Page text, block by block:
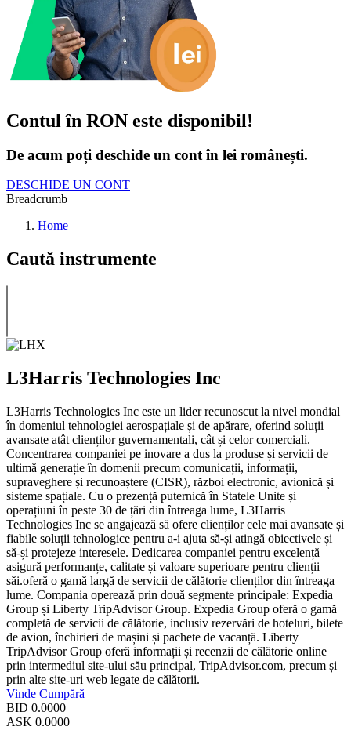
Contul în RON este disponibil!
De acum poți deschide un cont în lei românești.
DESCHIDE UN CONT
Breadcrumb
Home
Caută instrumente
L3Harris Technologies Inc
L3Harris Technologies Inc este un lider recunoscut la nivel mondial
în domeniul tehnologiei aerospațiale și de apărare, oferind soluții
avansate atât clienților guvernamentali, cât și celor comerciali.
Concentrarea companiei pe inovare a dus la produse și servicii de
ultimă generație în domenii precum comunicații, informații,
supraveghere și recunoaștere (CISR), război electronic, avionică și
sisteme spațiale. Cu o prezență puternică în Statele Unite și
operațiuni în peste 30 de țări din întreaga lume, L3Harris
Technologies Inc se angajează să ofere clienților cele mai avansate și
fiabile soluții tehnologice pentru a-i ajuta să-și atingă obiectivele și
să-și protejeze interesele. Dedicarea companiei pentru excelență
asigură performanțe, calitate și valoare superioare pentru clienții
săi.oferă o gamă largă de servicii de călătorie clienților din întreaga
lume. Compania operează prin două segmente principale: Expedia
Group și Liberty TripAdvisor Group. Expedia Group oferă o gamă
completă de servicii de călătorie, inclusiv rezervări de hoteluri, bilete
de avion, închirieri de mașini și pachete de vacanță. Liberty
TripAdvisor Group oferă informații și recenzii de călătorie online
prin intermediul site-ului său principal, TripAdvisor.com, precum și
prin alte site-uri web legate de călătorii.
Vinde Cumpără
BID 0.0000
ASK 0.0000